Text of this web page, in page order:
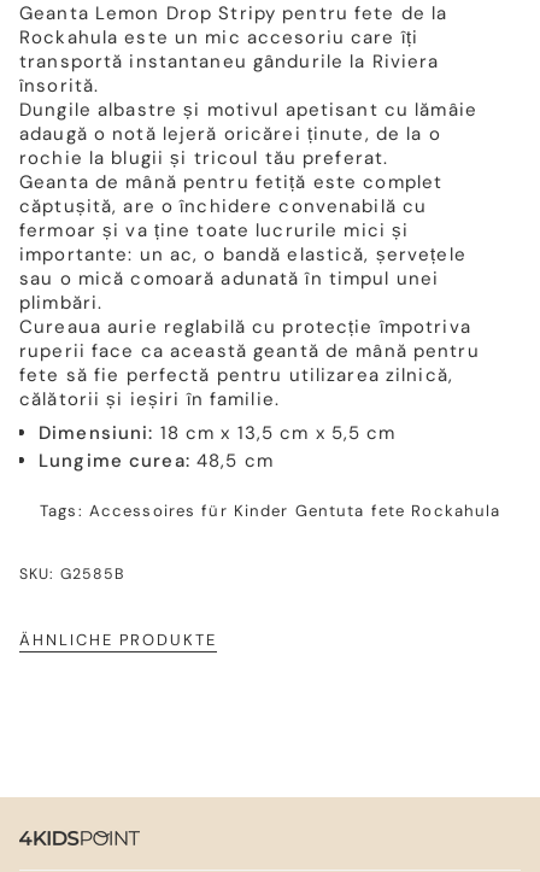
Geanta Lemon Drop Stripy pentru fete de la
Rockahula este un mic accesoriu care îți
transportă instantaneu gândurile la Riviera
însorită.
Dungile albastre și motivul apetisant cu lămâie
adaugă o notă lejeră oricărei ținute, de la o
rochie la blugii și tricoul tău preferat.
Geanta de mână pentru fetiță este complet
căptușită, are o închidere convenabilă cu
fermoar și va ține toate lucrurile mici și
importante: un ac, o bandă elastică, șervețele
sau o mică comoară adunată în timpul unei
plimbări.
Cureaua aurie reglabilă cu protecție împotriva
ruperii face ca această geantă de mână pentru
fete să fie perfectă pentru utilizarea zilnică,
călătorii și ieșiri în familie.
Dimensiuni: 18 cm x 13,5 cm x 5,5 cm
Lungime curea: 48,5 cm
Tags: Accessoires für Kinder Gentuta fete Rockahula
SKU: G2585B
ÄHNLICHE PRODUKTE